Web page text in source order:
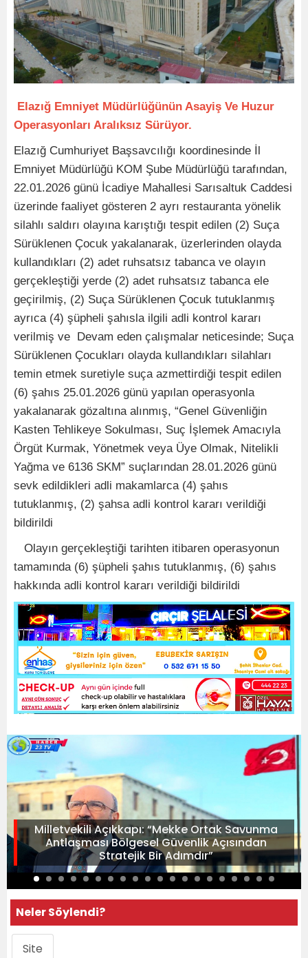
Elazığ Emniyet Müdürlüğünün Asayiş Ve Huzur
Operasyonları Aralıksız Sürüyor.
Elazığ Cumhuriyet Başsavcılığı koordinesinde İl
Emniyet Müdürlüğü KOM Şube Müdürlüğü tarafından,
22.01.2026 günü İcadiye Mahallesi Sarısaltuk Caddesi
üzerinde faaliyet gösteren 2 ayrı restauranta yönelik
silahlı saldırı olayına karıştığı tespit edilen (2) Suça
Sürüklenen Çocuk yakalanarak, üzerlerinden olayda
kullandıkları (2) adet ruhsatsız tabanca ve olayın
gerçekleştiği yerde (2) adet ruhsatsız tabanca ele
geçirilmiş, (2) Suça Sürüklenen Çocuk tutuklanmış
ayrıca (4) şüpheli şahısla ilgili adli kontrol kararı
verilmiş ve Devam eden çalışmalar neticesinde; Suça
Sürüklenen Çocukları olayda kullandıkları silahları
temin etmek suretiyle suça azmettirdiği tespit edilen
(6) şahıs 25.01.2026 günü yapılan operasyonla
yakalanarak gözaltına alınmış, “Genel Güvenliğin
Kasten Tehlikeye Sokulması, Suç İşlemek Amacıyla
Örgüt Kurmak, Yönetmek veya Üye Olmak, Nitelikli
Yağma ve 6136 SKM” suçlarından 28.01.2026 günü
sevk edildikleri adli makamlarca (4) şahıs
tutuklanmış, (2) şahsa adli kontrol kararı verildiği
bildirildi
Olayın gerçekleştiği tarihten itibaren operasyonun
tamamında (6) şüpheli şahıs tutuklanmış, (6) şahıs
hakkında adli kontrol kararı verildiği bildirildi
Milletvekili Açıkkapı: “Mekke Ortak Savunma
Antlaşması Bölgesel Güvenlik Açısından
Stratejik Bir Adımdır”
Neler Söylendi?
Site